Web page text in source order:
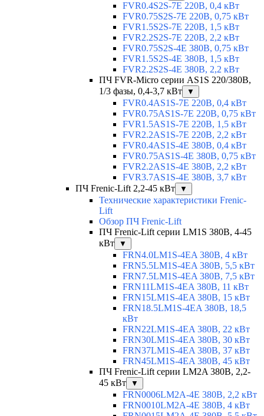
FVR0.4S2S-7E 220В, 0,4 кВт
FVR0.75S2S-7E 220В, 0,75 кВт
FVR1.5S2S-7E 220В, 1,5 кВт
FVR2.2S2S-7E 220В, 2,2 кВт
FVR0.75S2S-4E 380В, 0,75 кВт
FVR1.5S2S-4E 380В, 1,5 кВт
FVR2.2S2S-4E 380В, 2,2 кВт
ПЧ FVR-Micro серии AS1S 220/380В,
1/3 фазы, 0,4-3,7 кВт
▼
FVR0.4AS1S-7E 220В, 0,4 кВт
FVR0.75AS1S-7E 220В, 0,75 кВт
FVR1.5AS1S-7E 220В, 1,5 кВт
FVR2.2AS1S-7E 220В, 2,2 кВт
FVR0.4AS1S-4E 380В, 0,4 кВт
FVR0.75AS1S-4E 380В, 0,75 кВт
FVR2.2AS1S-4E 380В, 2,2 кВт
FVR3.7AS1S-4E 380В, 3,7 кВт
ПЧ Frenic-Lift 2,2-45 кВт
▼
Технические характеристики Frenic-
Lift
Обзор ПЧ Frenic-Lift
ПЧ Frenic-Lift серии LM1S 380В, 4-45
кВт
▼
FRN4.0LM1S-4EA 380В, 4 кВт
FRN5.5LM1S-4EA 380В, 5,5 кВт
FRN7.5LM1S-4EA 380В, 7,5 кВт
FRN11LM1S-4EA 380В, 11 кВт
FRN15LM1S-4EA 380В, 15 кВт
FRN18.5LM1S-4EA 380В, 18,5
кВт
FRN22LM1S-4EA 380В, 22 кВт
FRN30LM1S-4EA 380В, 30 кВт
FRN37LM1S-4EA 380В, 37 кВт
FRN45LM1S-4EA 380В, 45 кВт
ПЧ Frenic-Lift серии LM2A 380В, 2,2-
45 кВт
▼
FRN0006LM2A-4E 380В, 2,2 кВт
FRN0010LM2A-4E 380В, 4 кВт